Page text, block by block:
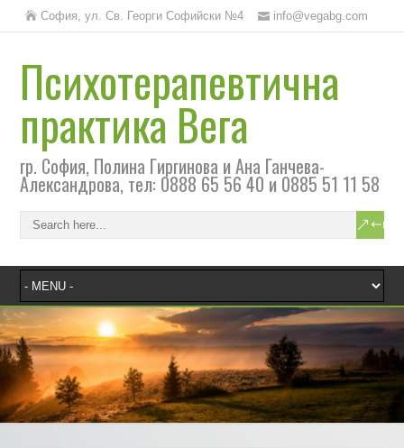
София, ул. Св. Георги Софийски №4 info@vegabg.com
Психотерапевтична
практика Вега
гр. София, Полина Гиргинова и Ана Ганчева-
Александрова, тел: 0888 65 56 40 и 0885 51 11 58